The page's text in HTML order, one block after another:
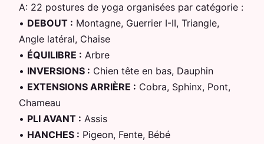
A: 22 postures de yoga organisées par catégorie :
• DEBOUT : Montagne, Guerrier I-II, Triangle,
Angle latéral, Chaise
• ÉQUILIBRE : Arbre
• INVERSIONS : Chien tête en bas, Dauphin
• EXTENSIONS ARRIÈRE : Cobra, Sphinx, Pont,
Chameau
• PLI AVANT : Assis
• HANCHES : Pigeon, Fente, Bébé